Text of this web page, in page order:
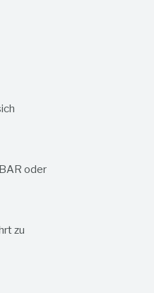
oder
zu